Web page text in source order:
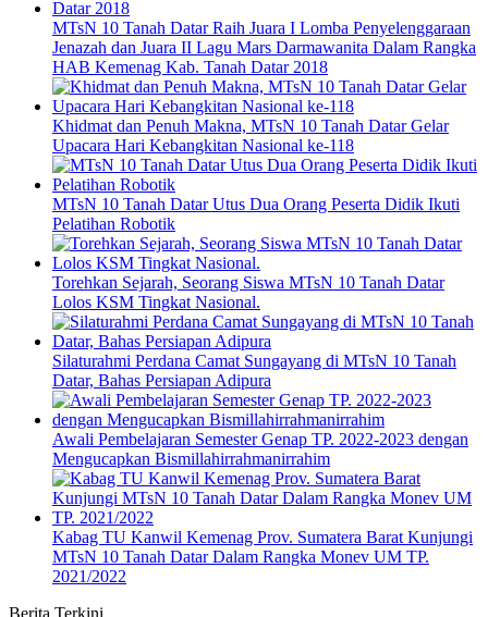
MTsN 10 Tanah Datar Raih Juara I Lomba Penyelenggaraan
Jenazah dan Juara II Lagu Mars Darmawanita Dalam Rangka
HAB Kemenag Kab. Tanah Datar 2018
Khidmat dan Penuh Makna, MTsN 10 Tanah Datar Gelar
Upacara Hari Kebangkitan Nasional ke-118
MTsN 10 Tanah Datar Utus Dua Orang Peserta Didik Ikuti
Pelatihan Robotik
Torehkan Sejarah, Seorang Siswa MTsN 10 Tanah Datar
Lolos KSM Tingkat Nasional.
Silaturahmi Perdana Camat Sungayang di MTsN 10 Tanah
Datar, Bahas Persiapan Adipura
Awali Pembelajaran Semester Genap TP. 2022-2023 dengan
Mengucapkan Bismillahirrahmanirrahim
Kabag TU Kanwil Kemenag Prov. Sumatera Barat Kunjungi
MTsN 10 Tanah Datar Dalam Rangka Monev UM TP.
2021/2022